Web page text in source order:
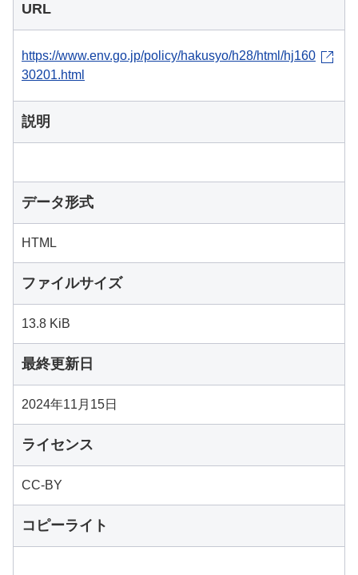
URL
https://www.env.go.jp/policy/hakusyo/h28/html/hj160
30201.html
説明
データ形式
HTML
ファイルサイズ
13.8 KiB
最終更新日
2024年11月15日
ライセンス
CC-BY
コピーライト